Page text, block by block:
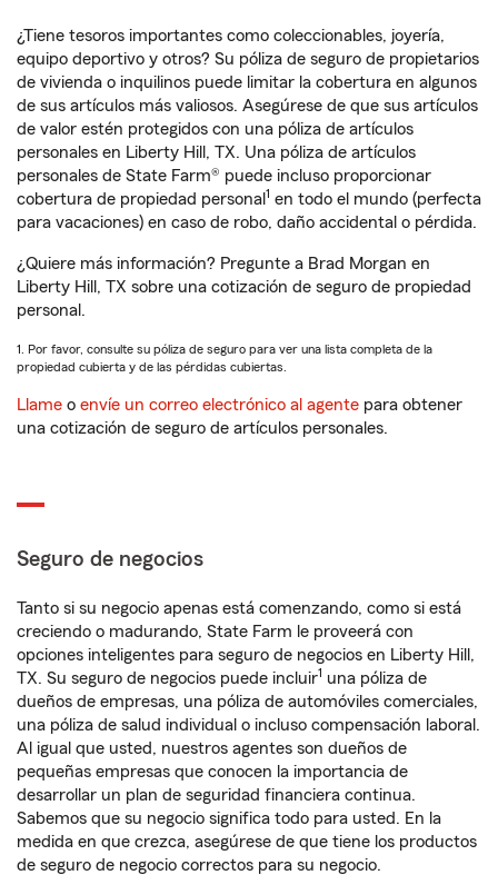
¿Tiene tesoros importantes como coleccionables, joyería,
equipo deportivo y otros? Su póliza de seguro de propietarios
de vivienda o inquilinos puede limitar la cobertura en algunos
de sus artículos más valiosos. Asegúrese de que sus artículos
de valor estén protegidos con una póliza de artículos
personales en Liberty Hill, TX. Una póliza de artículos
personales de State Farm® puede incluso proporcionar
cobertura de propiedad personal 1 en todo el mundo (perfecta
para vacaciones) en caso de robo, daño accidental o pérdida.
¿Quiere más información? Pregunte a Brad Morgan en
Liberty Hill, TX sobre una cotización de seguro de propiedad
personal.
1. Por favor, consulte su póliza de seguro para ver una lista completa de la
propiedad cubierta y de las pérdidas cubiertas.
Llame o envíe un correo electrónico al agente para obtener
una cotización de seguro de artículos personales.
Seguro de negocios
Tanto si su negocio apenas está comenzando, como si está
creciendo o madurando, State Farm le proveerá con
opciones inteligentes para seguro de negocios en Liberty Hill,
TX. Su seguro de negocios puede incluir1 una póliza de
dueños de empresas, una póliza de automóviles comerciales,
una póliza de salud individual o incluso compensación laboral.
Al igual que usted, nuestros agentes son dueños de
pequeñas empresas que conocen la importancia de
desarrollar un plan de seguridad financiera continua.
Sabemos que su negocio significa todo para usted. En la
medida en que crezca, asegúrese de que tiene los productos
de seguro de negocio correctos para su negocio.